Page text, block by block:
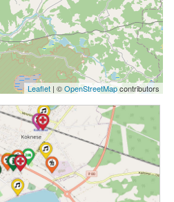
Leaflet | ©OpenStreetMapcontributors